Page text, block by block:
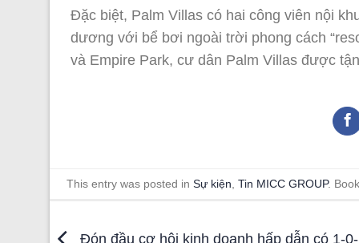
Đặc biệt, Palm Villas có hai công viên nội
dương với bể bơi ngoài trời phong cách
và Empire Park, cư dân Palm Villas được
This entry was posted inSự kiện ,Tin MICC GROUP.
Đón đầu cơ hội kinh doanh hấp dẫn có 1-